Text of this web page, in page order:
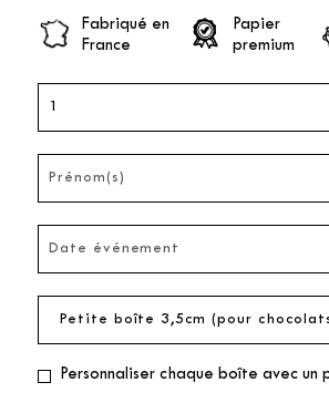
Fabriqué en
France
Papier
premium
Personnaliser chaque boîte avec un